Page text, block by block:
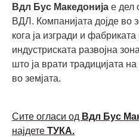
Вдл Бус Македонија е дел
ВДЛ. Компанијата дојде во
кога ја изгради и
индустриската развојна
што ја врати традицијата
во земјата.
Сите огласи од Вдл Бус
најдете ТУКА.